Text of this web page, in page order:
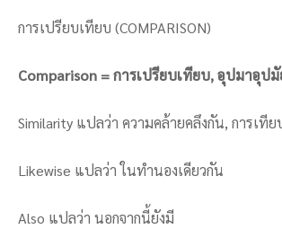
การเปรียบเทียบ (COMPARISON)
Comparison = การเปรียบเทียบ, อุปมาอุป
Similarity แปลว่า ความคล้ายคลึงกัน, การเทีย
Likewise แปลว่า ในทำนองเดียวกัน
Also แปลว่า นอกจากนี้ยังมี